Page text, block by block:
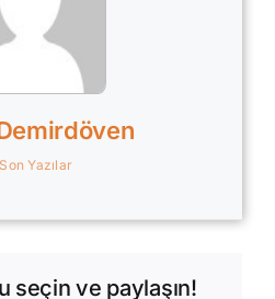
Yazılar
seçin ve paylaşın!